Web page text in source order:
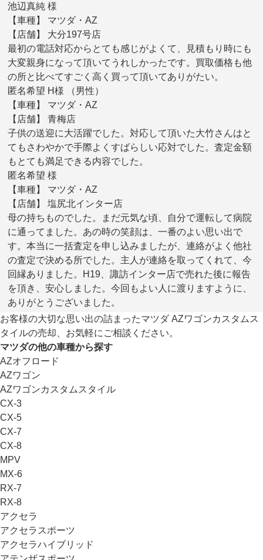
池辺真純 様
【車種】 マツダ・AZ
【店舗】 大分197号店
最初の電話対応からとても感じがよくて、見積もり時にも
大変親身になって頂いてうれしかったです。買取価格も他
の所と比べてすごく高く買って頂いてありがたい。
匿名希望 H様 （男性）
【車種】 マツダ・AZ
【店舗】 青梅店
子供の送迎に大活躍でした。対応して頂いた大竹さんはと
てもさわやかで手際よくすばらしい応対でした。査定金額
もとても満足できる内容でした。
匿名希望 様
【車種】 マツダ・AZ
【店舗】 塩尻北インター店
母の持ちものでした。まだ元気な頃、自分で運転して病院
に通ってました。あの時の笑顔は、一番のよい思い出で
す。本当に一括査定を申し込みましたが、連絡がよく他社
の査定で決める所でした。主人が連絡を取ってくれて、今
回縁ありました。H19、諏訪インター店で売れた後に報告
を頂き、安心しました。今回もよい人に渡りますように、
ありがとうございました。
お客様の大切な思い出の詰まったマツダ AZワゴンカスタムス
タイルの売却、お気軽にご相談ください。
マツダの他の車種から探す
AZオフロード
AZワゴン
AZワゴンカスタムスタイル
CX-3
CX-5
CX-7
CX-8
MPV
MX-6
RX-7
RX-8
アクセラ
アクセラスポーツ
アクセラハイブリッド